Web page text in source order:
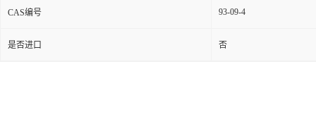
CAS编号 93-09-4
是否进口 否